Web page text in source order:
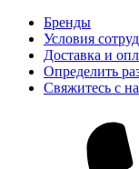
Бренды
Условия
Доставка и
Определить
Свяжитесь с